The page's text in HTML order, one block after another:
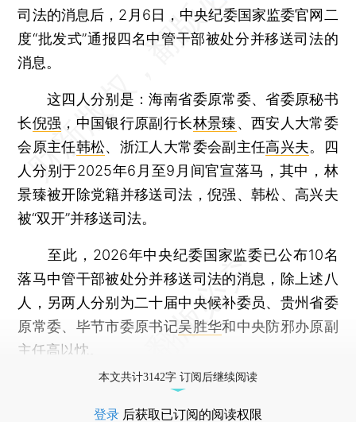
司法的消息后，2月6日，中央纪委国家监委官网二
度“批发式”通报四名中管干部被处分并移送司法的
消息。
这四人分别是：海南省委原常委、省委原秘书
长倪强 ，中国银行原副行长林景臻、西安人大常委
会原主任韩松、浙江人大常委会副主任高兴夫。四
人分别于2025年6月至9月间官宣落马，其中，林
景臻被开除党籍并移送司法，倪强、韩松、高兴夫
被“双开”并移送司法。
至此，2026年中央纪委国家监委已公布10名
落马中管干部被处分并移送司法的消息，除上述八
人，另两人分别为二十届中央候补委员、贵州省委
原常委、毕节市委原书记吴胜华和中央防邪办原副
主任高以忱
本文共计3142字 订阅后继续阅读
登录 后获取已订阅的阅读权限